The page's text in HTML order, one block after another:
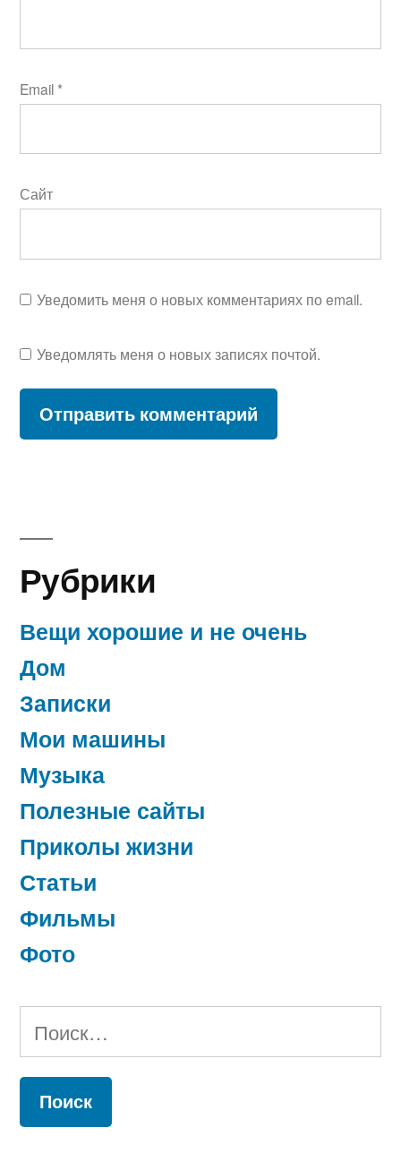
Email *
Сайт
Уведомить меня о новых комментариях по email.
Уведомлять меня о новых записях почтой.
Рубрики
Вещи хорошие и не очень
Дом
Записки
Мои машины
Музыка
Полезные сайты
Приколы жизни
Статьи
Фильмы
Фото
Найти: